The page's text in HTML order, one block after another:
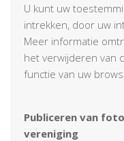
U kunt uw
intrekken, door uw
Meer informatie
het verwijderen van
functie van uw
Publiceren van
vereniging